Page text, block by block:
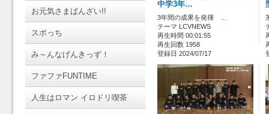
お元気さまばんざい!!
スポっち
み～んなげんきっず！
ファファFUNTIME
人生はロマン イロドリ喫茶
中学3年…
3年間の成果を発揮 …
テーマ LCVNEWS
再生時間 00:01:55
再生回数 1958
登録日 2024/07/17